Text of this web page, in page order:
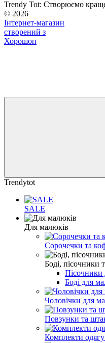
Trendy Tot: Створюємо
© 2026
Інтернет-магазин
створений з
Хорошоп
Trendytot
SALE
Для малюків
Сорочечки та
Боді, пісочники
Пісочники
Боді для
Чоловічки для
Повзунки та
Комплекти